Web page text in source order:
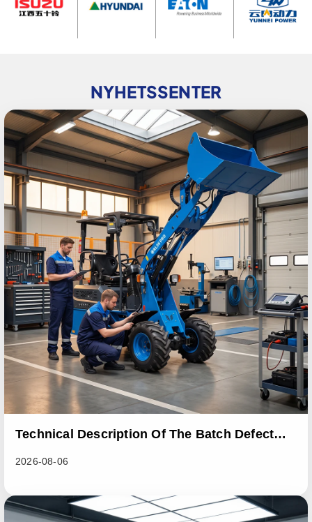
NYHETSSENTER
Technical Description Of The Batch Defect
2026-08-06